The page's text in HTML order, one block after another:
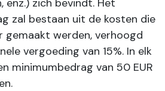
enz.) zich bevindt. Het
zal bestaan uit de kosten die
gemaakt werden, verhoogd
vergoeding van 15%. In elk
minimumbedrag van 50 EUR